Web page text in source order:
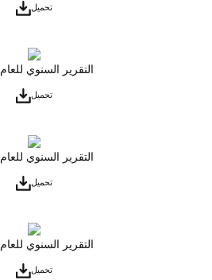
تحميل
التقرير السنوي للعام 2016
تحميل
التقرير السنوي للعام 2015
تحميل
التقرير السنوي للعام 2014
تحميل